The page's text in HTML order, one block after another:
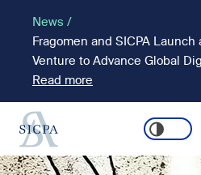
contenido
principal
News /
Fragomen and SICPA
Venture to Advance Global
Read more
Main
Imagen